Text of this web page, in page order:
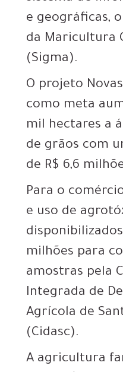
e geográficas,
da Maricultura
(Sigma).
O projeto
como meta
mil hectares a
de grãos com
de R$ 6,6
Para o
e uso de
milhões para
amostras pela
Integrada de
Agrícola de
(Cidasc).
A agricultura